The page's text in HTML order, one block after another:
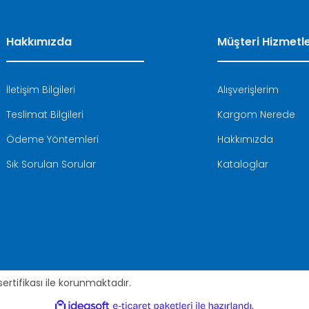
Hakkımızda
İletişim Bilgileri
Teslimat Bilgileri
Ödeme Yöntemleri
Sık Sorulan Sorular
Müşteri
Alışverişlerim
Kargom Nerede
Hakkımızda
Kataloglar
ile korunmaktadır.
ideasoft e-